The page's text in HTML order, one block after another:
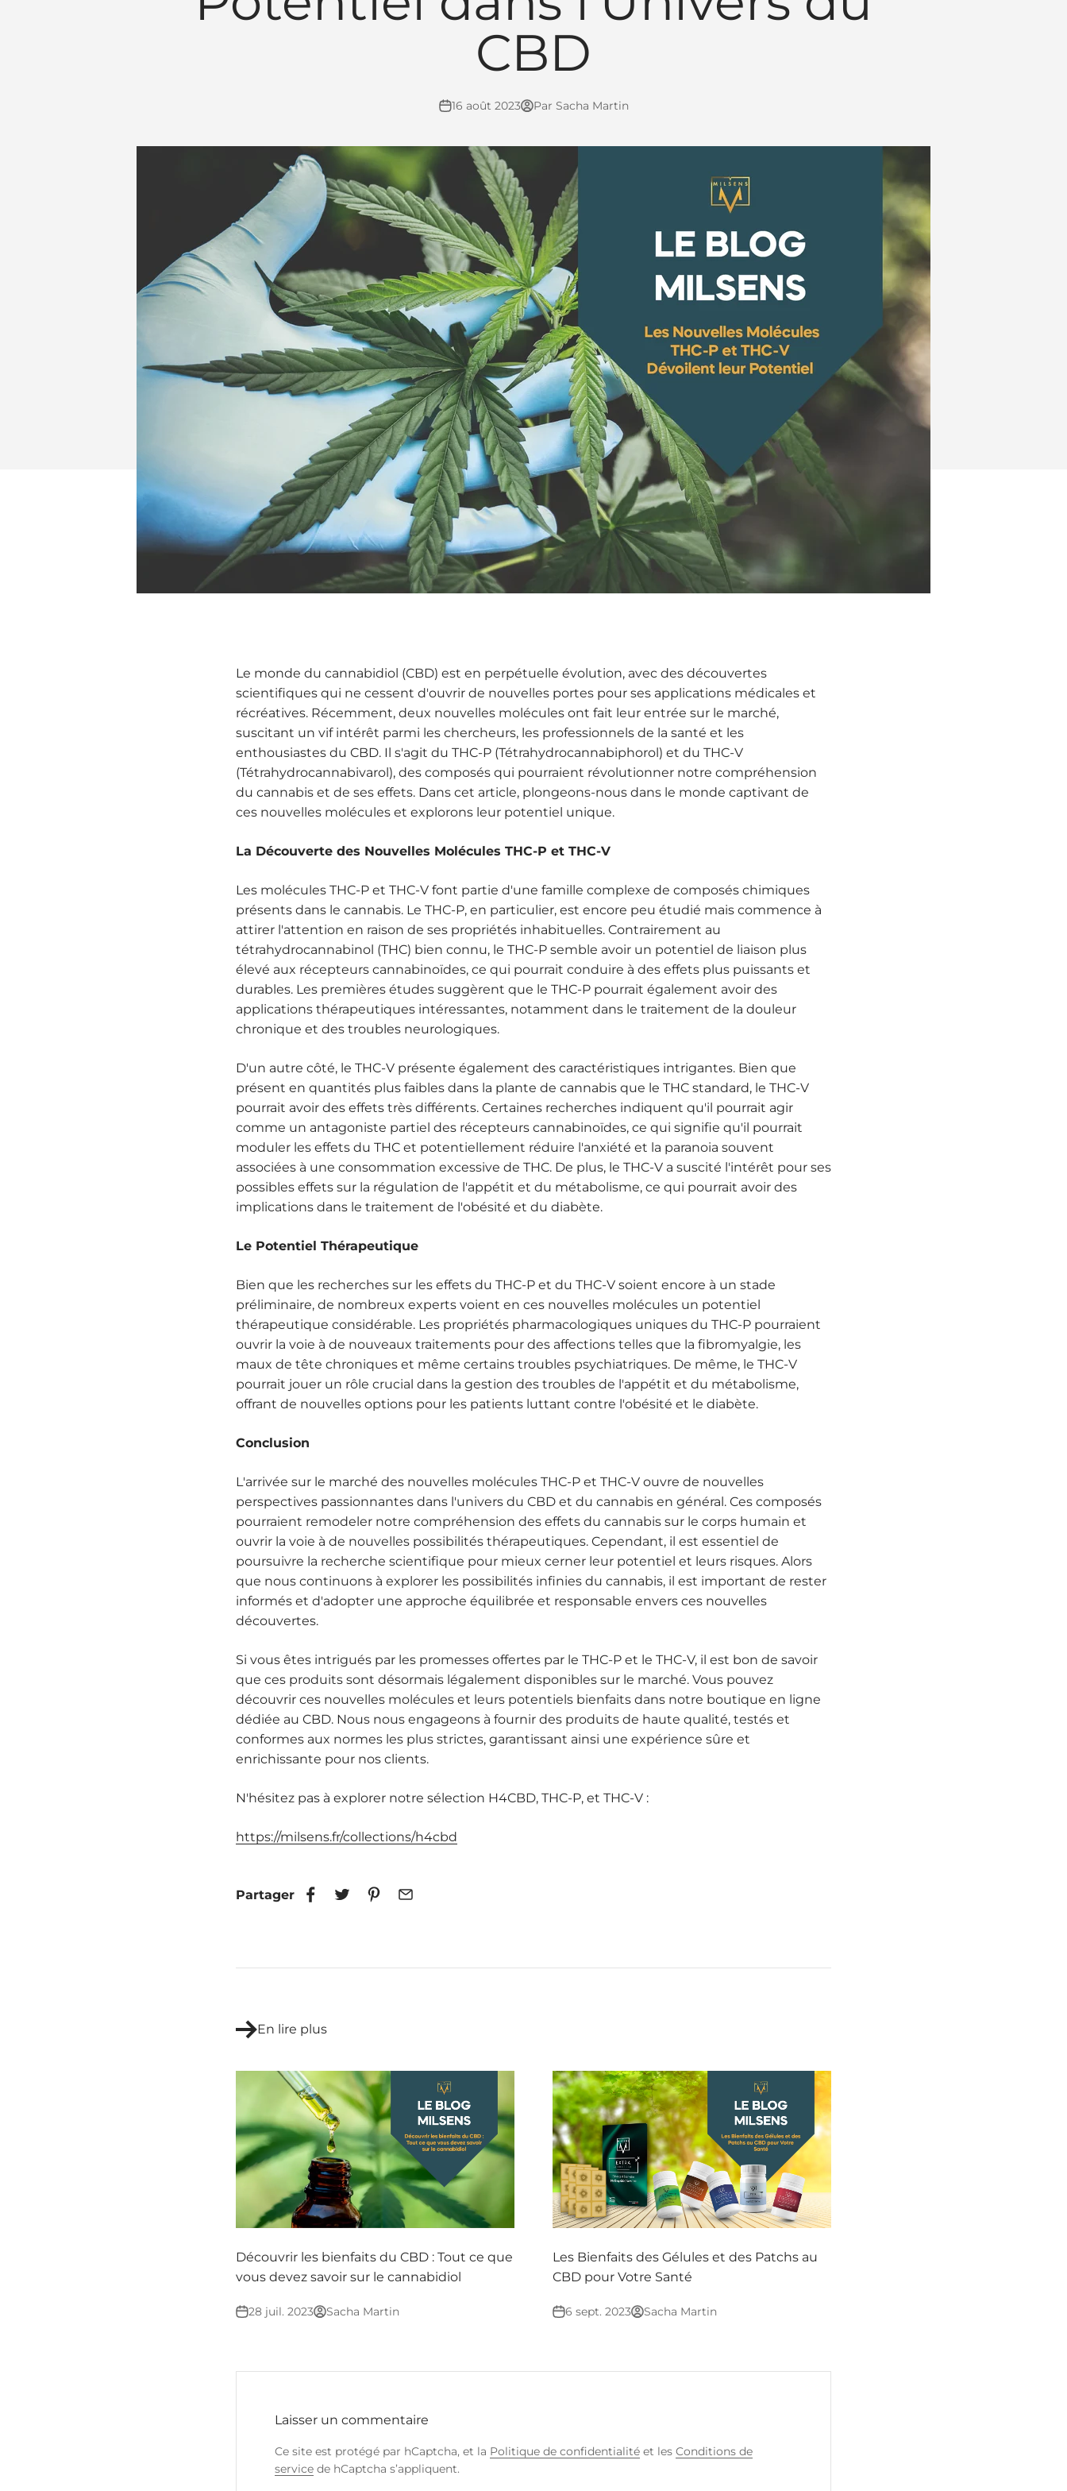
CBD
16 août 2023 Par Sacha Martin
Le monde du cannabidiol (CBD) est en perpétuelle évolution, avec des découvertes
scientifiques qui ne cessent d'ouvrir de nouvelles portes pour ses applications médicales et
récréatives. Récemment, deux nouvelles molécules ont fait leur entrée sur le marché,
suscitant un vif intérêt parmi les chercheurs, les professionnels de la santé et les
enthousiastes du CBD. Il s'agit du THC-P (Tétrahydrocannabiphorol) et du THC-V
(Tétrahydrocannabivarol), des composés qui pourraient révolutionner notre compréhension
du cannabis et de ses effets. Dans cet article, plongeons-nous dans le monde captivant de
ces nouvelles molécules et explorons leur potentiel unique.
La Découverte des Nouvelles Molécules THC-P et THC-V
Les molécules THC-P et THC-V font partie d'une famille complexe de composés chimiques
présents dans le cannabis. Le THC-P, en particulier, est encore peu étudié mais commence à
attirer l'attention en raison de ses propriétés inhabituelles. Contrairement au
tétrahydrocannabinol (THC) bien connu, le THC-P semble avoir un potentiel de liaison plus
élevé aux récepteurs cannabinoïdes, ce qui pourrait conduire à des effets plus puissants et
durables. Les premières études suggèrent que le THC-P pourrait également avoir des
applications thérapeutiques intéressantes, notamment dans le traitement de la douleur
chronique et des troubles neurologiques.
D'un autre côté, le THC-V présente également des caractéristiques intrigantes. Bien que
présent en quantités plus faibles dans la plante de cannabis que le THC standard, le THC-V
pourrait avoir des effets très différents. Certaines recherches indiquent qu'il pourrait agir
comme un antagoniste partiel des récepteurs cannabinoïdes, ce qui signifie qu'il pourrait
moduler les effets du THC et potentiellement réduire l'anxiété et la paranoia souvent
associées à une consommation excessive de THC. De plus, le THC-V a suscité l'intérêt pour ses
possibles effets sur la régulation de l'appétit et du métabolisme, ce qui pourrait avoir des
implications dans le traitement de l'obésité et du diabète.
Le Potentiel Thérapeutique
Bien que les recherches sur les effets du THC-P et du THC-V soient encore à un stade
préliminaire, de nombreux experts voient en ces nouvelles molécules un potentiel
thérapeutique considérable. Les propriétés pharmacologiques uniques du THC-P pourraient
ouvrir la voie à de nouveaux traitements pour des affections telles que la fibromyalgie, les
maux de tête chroniques et même certains troubles psychiatriques. De même, le THC-V
pourrait jouer un rôle crucial dans la gestion des troubles de l'appétit et du métabolisme,
offrant de nouvelles options pour les patients luttant contre l'obésité et le diabète.
Conclusion
L'arrivée sur le marché des nouvelles molécules THC-P et THC-V ouvre de nouvelles
perspectives passionnantes dans l'univers du CBD et du cannabis en général. Ces composés
pourraient remodeler notre compréhension des effets du cannabis sur le corps humain et
ouvrir la voie à de nouvelles possibilités thérapeutiques. Cependant, il est essentiel de
poursuivre la recherche scientifique pour mieux cerner leur potentiel et leurs risques. Alors
que nous continuons à explorer les possibilités infinies du cannabis, il est important de rester
informés et d'adopter une approche équilibrée et responsable envers ces nouvelles
découvertes.
Si vous êtes intrigués par les promesses offertes par le THC-P et le THC-V, il est bon de savoir
que ces produits sont désormais légalement disponibles sur le marché. Vous pouvez
découvrir ces nouvelles molécules et leurs potentiels bienfaits dans notre boutique en ligne
dédiée au CBD. Nous nous engageons à fournir des produits de haute qualité, testés et
conformes aux normes les plus strictes, garantissant ainsi une expérience sûre et
enrichissante pour nos clients.
N'hésitez pas à explorer notre sélection H4CBD, THC-P, et THC-V :
https://milsens.fr/collections/h4cbd
Partager
En lire plus
Découvrir les bienfaits du CBD : Tout ce que
vous devez savoir sur le cannabidiol
28 juil. 2023 Sacha Martin
Les Bienfaits des Gélules et des Patchs au
CBD pour Votre Santé
6 sept. 2023 Sacha Martin
Laisser un commentaire
Ce site est protégé par hCaptcha, et la Politique de confidentialité et les Conditions de
service de hCaptcha s’appliquent.